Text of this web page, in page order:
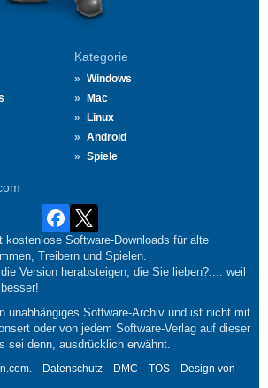
Kategorie
Windows
Mac
Linux
Android
Spiele
kostenlose Software-Downloads für alte
Treibern und Spielen.
Version herabsteigen, die Sie lieben?.... weil
unabhängiges Software-Archiv und ist nicht mit
oder von jedem Software-Verlag auf dieser
sei denn, ausdrücklich erwähnt.
Datenschutz DMC TOS
Design von